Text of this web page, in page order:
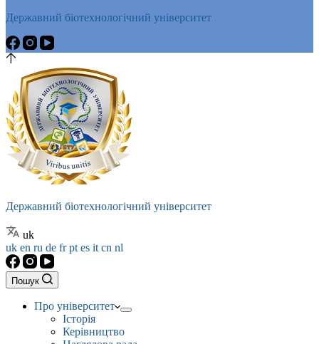
Державний біотехнологічний університет
Державний біотехнологічний університет
uk
uk en ru de frpt es it cn nl
Пошук
Про університет
Історія
Керівництво